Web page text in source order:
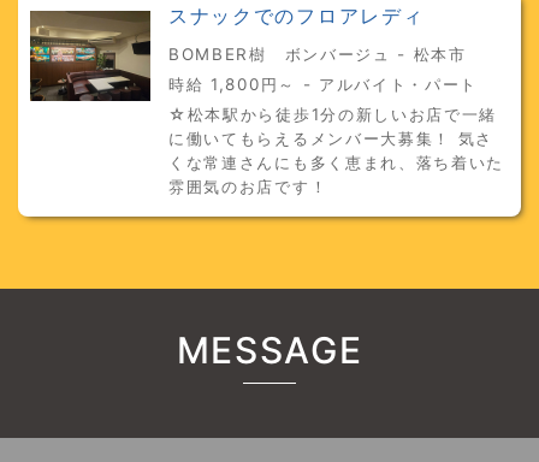
スナックでのフロアレディ
BOMBER樹 ボンバージュ - 松本市
時給 1,800円～ - アルバイト・パート
☆松本駅から徒歩1分の新しいお店で一緒
に働いてもらえるメンバー大募集！ 気さ
くな常連さんにも多く恵まれ、落ち着いた
雰囲気のお店です！
MESSAGE